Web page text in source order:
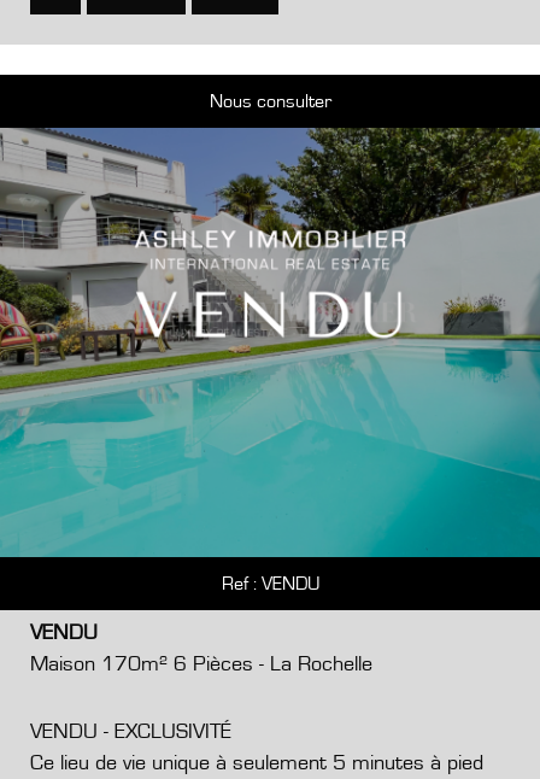
Nous consulter
Ref : VENDU
VENDU
Maison 170m² 6 Pièces - La Rochelle
VENDU - EXCLUSIVITÉ
Ce lieu de vie unique à seulement 5 minutes à pied